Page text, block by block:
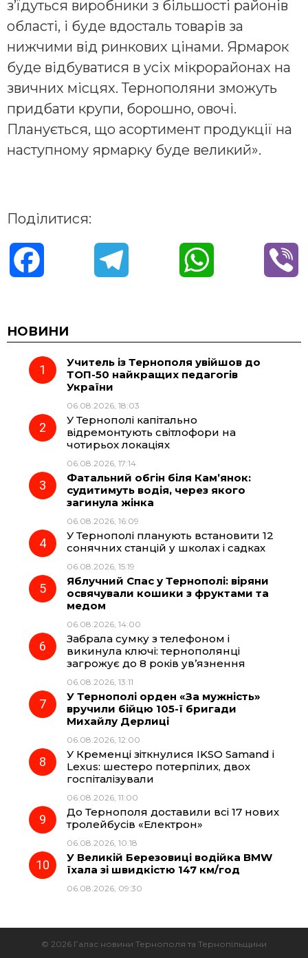
з’їдуться виробники з більшості районів
області, і буде вдосталь товарів за
нижчими від ринкових цінами. Ярмарок
буде відбуватися в усіх мікрорайонах на
звичних місцях. Тернополяни зможуть
придбати крупи, борошно, овочі.
Планується, що асортимент продукції на
наступному ярмарку буде великий».
Поділитися:
c
e
o
k
e
r
a
m
t
A
НОВИНИ
Учитель із Тернополя увійшов до
ТОП-50 найкращих педагогів
України
06.08.2026, 18:03
У Тернополі капітально
відремонтують світлофори на
чотирьох локаціях
06.08.2026, 17:14
Фатальний обгін біля Кам’янок:
судитимуть водія, через якого
загинула жінка
06.08.2026, 16:09
У Тернополі планують встановити 12
сонячних станцій у школах і садках
06.08.2026, 15:19
Яблучний Спас у Тернополі: віряни
освячували кошики з фруктами та
медом
06.08.2026, 14:00
Забрала сумку з телефоном і
викинула ключі: тернополянці
загрожує до 8 років ув’язнення
06.08.2026, 13:11
У Тернополі орден «За мужність»
вручили бійцю 105-ї бригади
Михайлу Дерлиці
06.08.2026, 12:00
У Кременці зіткнулися IKSO Samand і
Lexus: шестеро потерпілих, двох
госпіталізували
06.08.2026, 11:00
До Тернополя доставили всі 17 нових
тролейбусів «Електрон»
06.08.2026, 10:18
У Великій Березовиці водійка BMW
їхала зі швидкістю 147 км/год
06.08.2026, 09:30
© 2026 Галас новини Тернополя та Тернопільщини